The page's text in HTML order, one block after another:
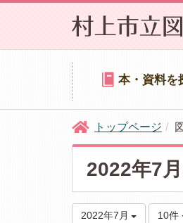
本・資料を
トップページ
2022年7
2022年7月 10件